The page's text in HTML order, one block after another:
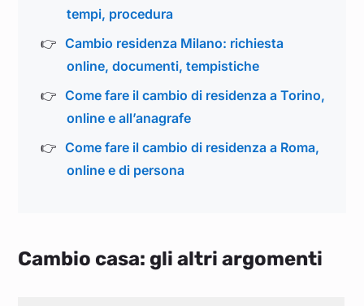
tempi, procedura
Cambio residenza Milano: richiesta
online, documenti, tempistiche
Come fare il cambio di residenza a Torino,
online e all’anagrafe
Come fare il cambio di residenza a Roma,
online e di persona
Cambio casa: gli altri argomenti